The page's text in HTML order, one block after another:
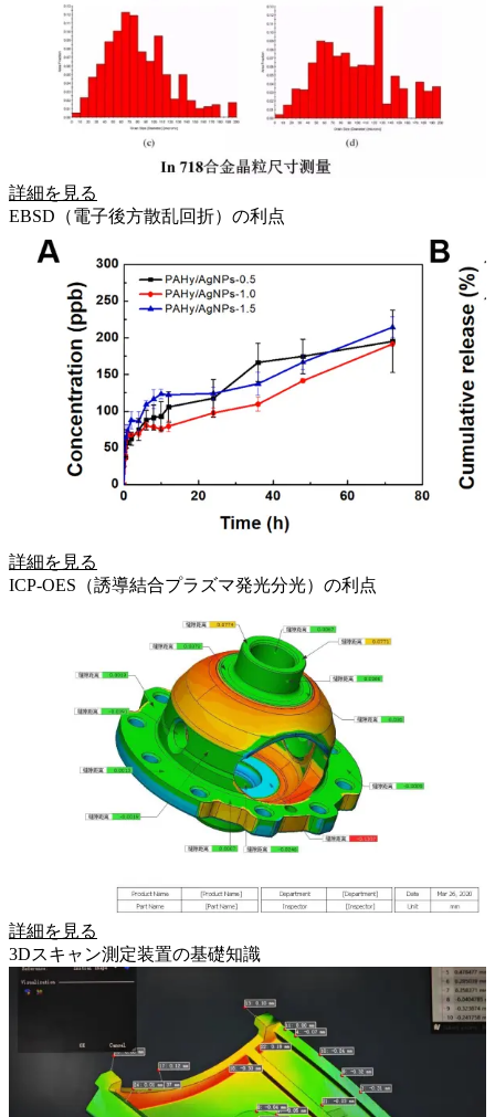
詳細を見る
EBSD（電子後方散乱回折）の利点
詳細を見る
ICP-OES（誘導結合プラズマ発光分光）の利点
詳細を見る
3Dスキャン測定装置の基礎知識